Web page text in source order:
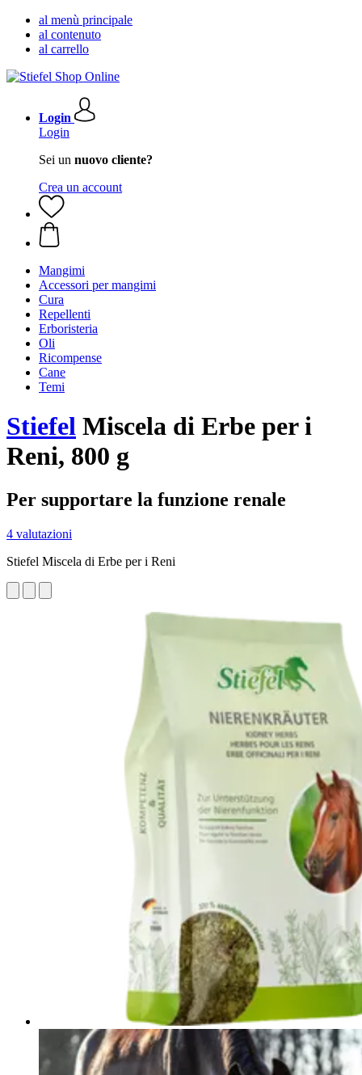
al menù principale
al contenuto
al carrello
Login
Login
Sei un nuovo cliente?
Crea un account
Mangimi
Accessori per mangimi
Cura
Repellenti
Erboristeria
Oli
Ricompense
Cane
Temi
Stiefel Miscela di Erbe per i
Reni, 800 g
Per supportare la funzione renale
4 valutazioni
Stiefel Miscela di Erbe per i Reni